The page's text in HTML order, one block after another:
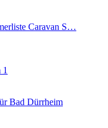
Caravan S…
Bad Dürrheim